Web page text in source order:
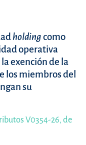
holdingcomo
operativa
exención de la
los miembros del
su
V0354-26, de